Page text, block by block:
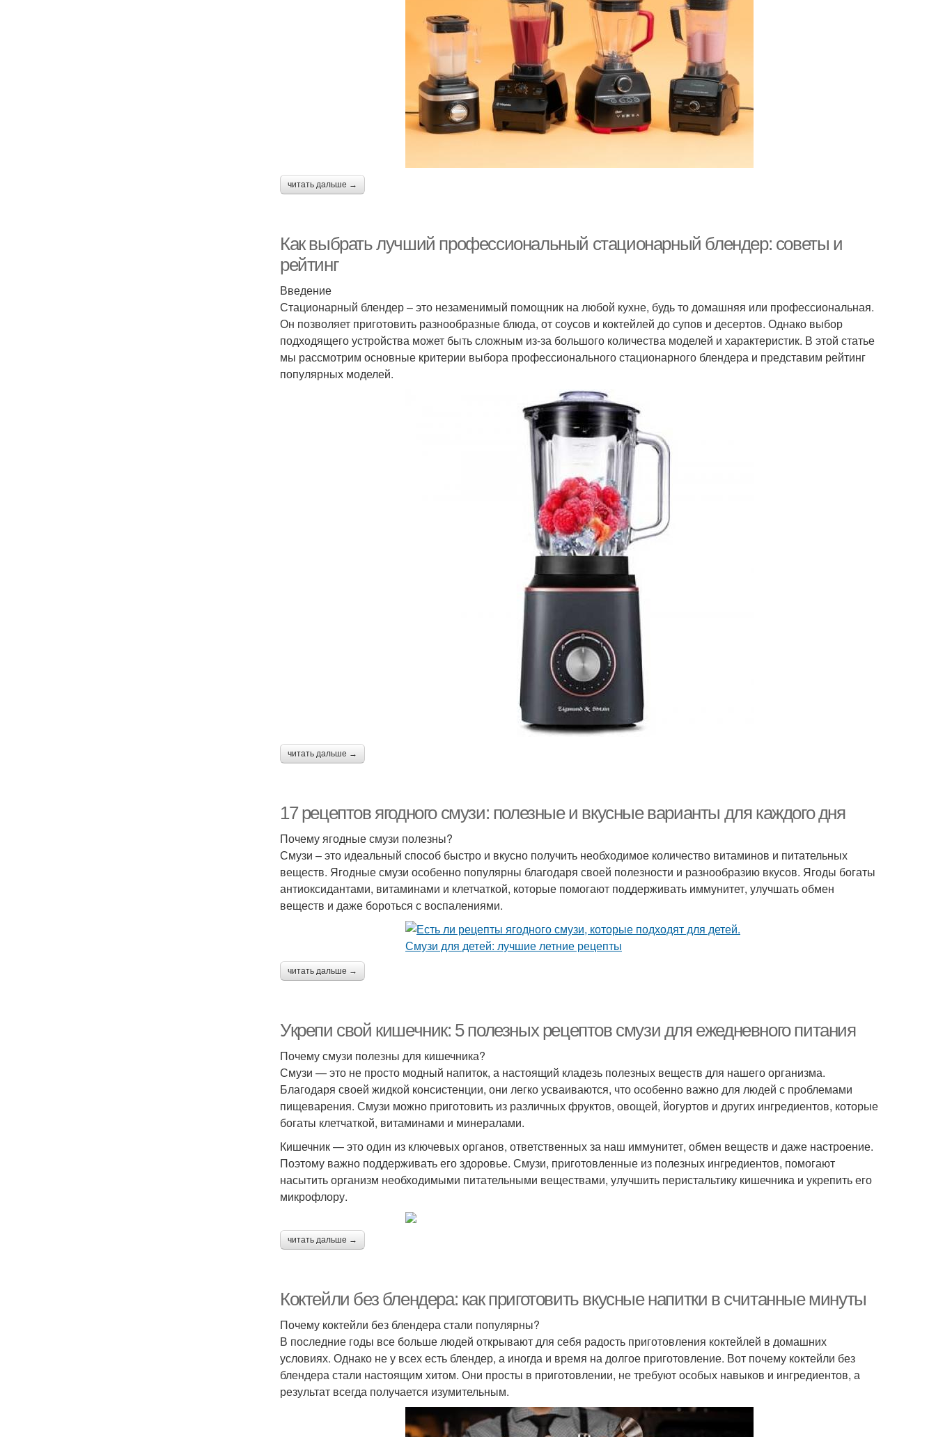
читать дальше →
Как выбрать лучший профессиональный стационарный блендер: советы и
рейтинг
Введение
Стационарный блендер – это незаменимый помощник на любой кухне, будь то домашняя или профессиональная.
Он позволяет приготовить разнообразные блюда, от соусов и коктейлей до супов и десертов. Однако выбор
подходящего устройства может быть сложным из-за большого количества моделей и характеристик. В этой статье
мы рассмотрим основные критерии выбора профессионального стационарного блендера и представим рейтинг
популярных моделей.
читать дальше →
17 рецептов ягодного смузи: полезные и вкусные варианты для каждого дня
Почему ягодные смузи полезны?
Смузи – это идеальный способ быстро и вкусно получить необходимое количество витаминов и питательных
веществ. Ягодные смузи особенно популярны благодаря своей полезности и разнообразию вкусов. Ягоды богаты
антиоксидантами, витаминами и клетчаткой, которые помогают поддерживать иммунитет, улучшать обмен
веществ и даже бороться с воспалениями.
читать дальше →
Укрепи свой кишечник: 5 полезных рецептов смузи для ежедневного питания
Почему смузи полезны для кишечника?
Смузи — это не просто модный напиток, а настоящий кладезь полезных веществ для нашего организма.
Благодаря своей жидкой консистенции, они легко усваиваются, что особенно важно для людей с проблемами
пищеварения. Смузи можно приготовить из различных фруктов, овощей, йогуртов и других ингредиентов, которые
богаты клетчаткой, витаминами и минералами.
Кишечник — это один из ключевых органов, ответственных за наш иммунитет, обмен веществ и даже настроение.
Поэтому важно поддерживать его здоровье. Смузи, приготовленные из полезных ингредиентов, помогают
насытить организм необходимыми питательными веществами, улучшить перистальтику кишечника и укрепить его
микрофлору.
читать дальше →
Коктейли без блендера: как приготовить вкусные напитки в считанные минуты
Почему коктейли без блендера стали популярны?
В последние годы все больше людей открывают для себя радость приготовления коктейлей в домашних
условиях. Однако не у всех есть блендер, а иногда и время на долгое приготовление. Вот почему коктейли без
блендера стали настоящим хитом. Они просты в приготовлении, не требуют особых навыков и ингредиентов, а
результат всегда получается изумительным.